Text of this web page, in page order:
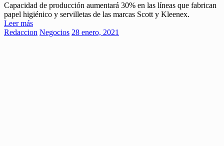
Capacidad de producción aumentará 30% en las líneas que fabrican
papel higiénico y servilletas de las marcas Scott y Kleenex.
Leer más
Redaccion Negocios 28 enero, 2021